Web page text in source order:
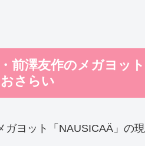
前澤友作のメガヨッ
さらい
ガヨット「NAUSICAÄ」の